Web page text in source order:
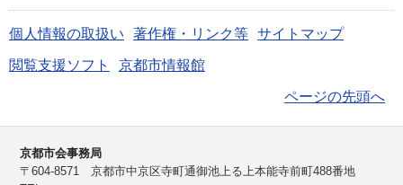
個人情報の取扱い 著作権・リンク等 サイトマップ
閲覧支援ソフト 京都市情報館
ページの先頭へ
京都市会事務局
〒604-8571 京都市中京区寺町通御池上る上本能寺前町488番地